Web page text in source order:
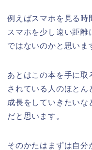
例えばスマホを見る時
スマホを少し遠い距
ではないのかと思いま
あとはこの本を手に取
されている人のほとん
成長をしていきたいな
だと思います。
そのかたはまずは自分